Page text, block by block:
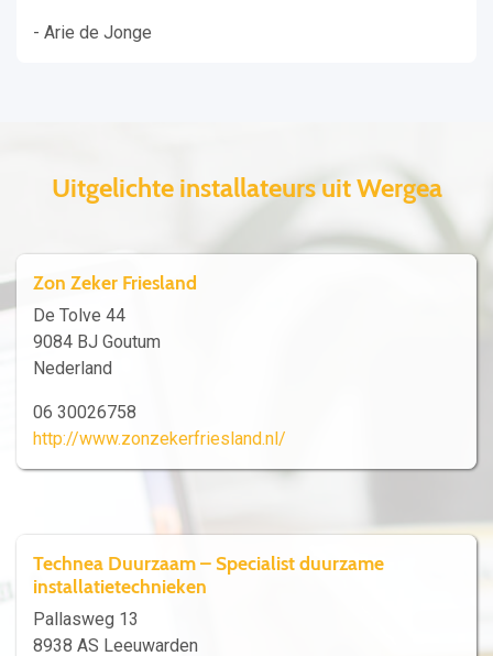
- Arie de Jonge
Uitgelichte installateurs uit Wergea
Zon Zeker Friesland
De Tolve 44
9084 BJ Goutum
Nederland
06 30026758
http://www.zonzekerfriesland.nl/
Technea Duurzaam – Specialist duurzame
installatietechnieken
Pallasweg 13
8938 AS Leeuwarden